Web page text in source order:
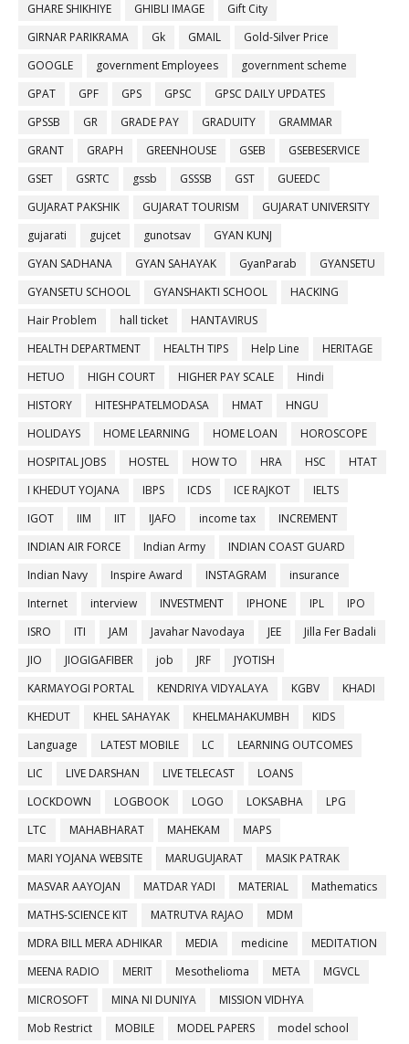
GHARE SHIKHIYE
GHIBLI IMAGE
Gift City
GIRNAR PARIKRAMA
Gk GMAIL
Gold-Silver Price
GOOGLE
government Employees
government scheme
GPAT
GPF GPS GPSC
GPSC DAILY UPDATES
GPSSB
GR GRADE PAY GRADUITY
GRAMMAR
GRANT
GRAPH GREENHOUSE GSEB
GSEBESERVICE
GSET
GSRTC gssb GSSSB GST
GUEEDC
GUJARAT PAKSHIK
GUJARAT TOURISM
GUJARAT UNIVERSITY
gujarati
gujcet gunotsav
GYAN KUNJ
GYAN SADHANA
GYAN SAHAYAK GyanParab
GYANSETU
GYANSETU SCHOOL
GYANSHAKTI SCHOOL
HACKING
Hair Problem
hall ticket
HANTAVIRUS
HEALTH DEPARTMENT
HEALTH TIPS Help Line
HERITAGE
HETUO
HIGH COURT HIGHER PAY SCALE
Hindi
HISTORY
HITESHPATELMODASA HMAT
HNGU
HOLIDAYS
HOME LEARNING HOME LOAN
HOROSCOPE
HOSPITAL JOBS
HOSTEL HOW TO HRA HSC
HTAT
I KHEDUT YOJANA
IBPS ICDS ICE RAJKOT
IELTS
IGOT
IIM IIT IJAFO income tax
INCREMENT
INDIAN AIR FORCE
Indian Army
INDIAN COAST GUARD
Indian Navy
Inspire Award INSTAGRAM
insurance
Internet
interview INVESTMENT IPHONE IPL
IPO
ISRO
ITI JAM Javahar Navodaya JEE
Jilla Fer Badali
JIO
JIOGIGAFIBER job JRF
JYOTISH
KARMAYOGI PORTAL
KENDRIYA VIDYALAYA KGBV
KHADI
KHEDUT
KHEL SAHAYAK KHELMAHAKUMBH
KIDS
Language
LATEST MOBILE LC
LEARNING OUTCOMES
LIC
LIVE DARSHAN LIVE TELECAST
LOANS
LOCKDOWN
LOGBOOK LOGO LOKSABHA
LPG
LTC
MAHABHARAT MAHEKAM
MAPS
MARI YOJANA WEBSITE
MARUGUJARAT
MASIK PATRAK
MASVAR AAYOJAN
MATDAR YADI MATERIAL
Mathematics
MATHS-SCIENCE KIT
MATRUTVA RAJAO
MDM
MDRA BILL MERA ADHIKAR
MEDIA medicine
MEDITATION
MEENA RADIO
MERIT Mesothelioma META
MGVCL
MICROSOFT
MINA NI DUNIYA
MISSION VIDHYA
Mob Restrict
MOBILE MODEL PAPERS model school